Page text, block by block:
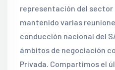
representación del
mantenido varias
conducción nacional del
ámbitos de negociación
Privada. Compartimos el